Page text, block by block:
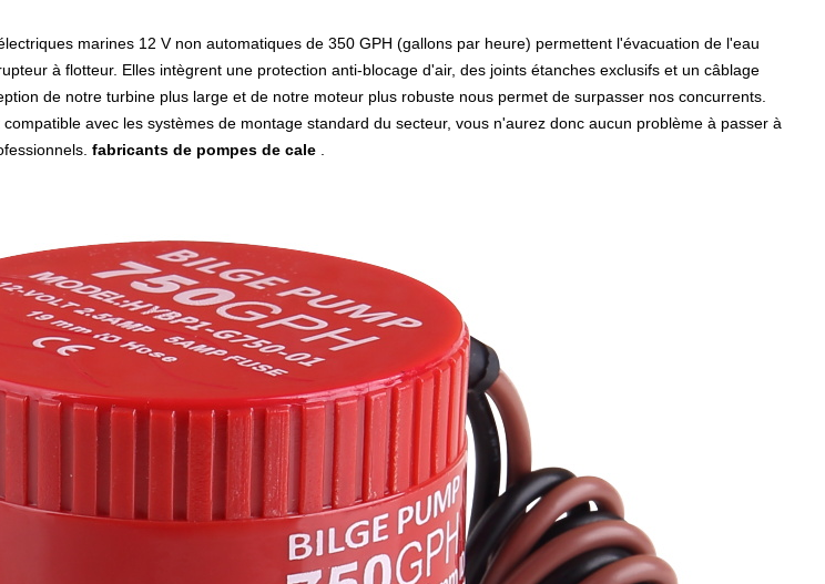
marines 12 V non automatiques de 350 GPH (gallons par heure) permettent l'évacuation de l'eau
à flotteur. Elles intègrent une protection anti-blocage d'air, des joints étanches exclusifs et un câblage
de notre turbine plus large et de notre moteur plus robuste nous permet de surpasser nos concurrents.
avec les systèmes de montage standard du secteur, vous n'aurez donc aucun problème à passer à
fabricants de pompes de cale